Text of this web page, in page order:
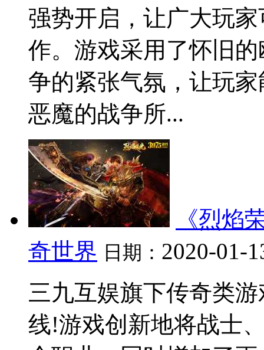
强势开启，让广大玩
作。游戏采用了怀旧
争的紧张气氛，让玩
恶魔的战争所...
《烈焰
奇世界 日期： 2020-01-
三九互娱旗下传奇类
线!游戏创新地将战士